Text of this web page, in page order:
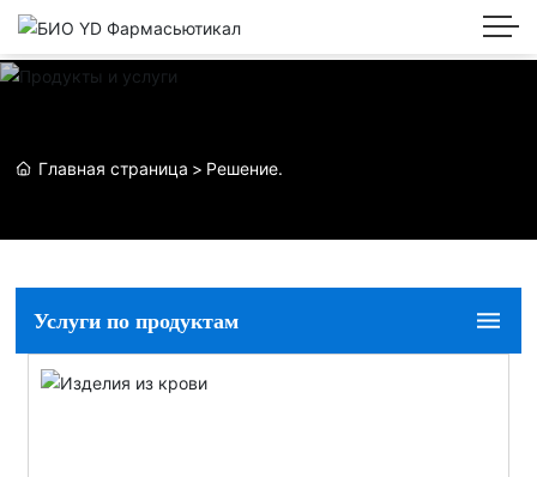
Главная страница Решение.
Услуги по продуктам